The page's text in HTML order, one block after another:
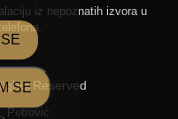
iz nepoznatih izvora u
Reserved
Petrović
SE